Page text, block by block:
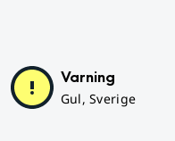
Varning
Gul, Sverige